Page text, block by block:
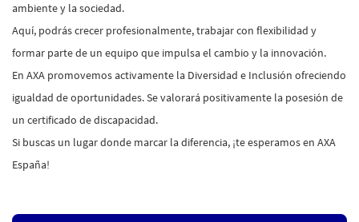
ambiente y la sociedad.
Aquí, podrás crecer profesionalmente, trabajar con flexibilidad y
formar parte de un equipo que impulsa el cambio y la innovación.
En AXA promovemos activamente la Diversidad e Inclusión ofreciendo
igualdad de oportunidades. Se valorará positivamente la posesión de
un certificado de discapacidad.
Si buscas un lugar donde marcar la diferencia, ¡te esperamos en AXA
España!